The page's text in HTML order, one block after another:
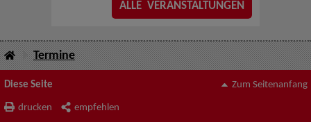
ALLE VERANSTALTUNGEN
Termine
Diese Seite
drucken empfehlen
Zum Seitenanfang